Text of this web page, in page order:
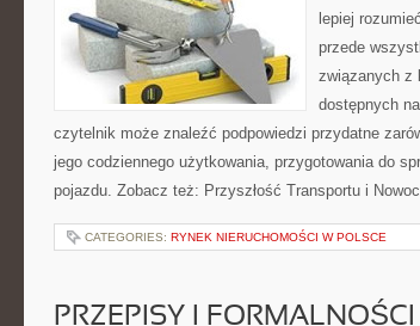
lepiej
przede
związanych z
dostępnych
czytelnik może znaleźć podpowiedzi przydatne
jego codziennego użytkowania, przygotowania do
pojazdu. Zobacz też: Przyszłość Transportu i
CATEGORIES: RYNEK NIERUCHOMOŚCI W POLSCE
PRZEPISY I FORMALNOŚCI